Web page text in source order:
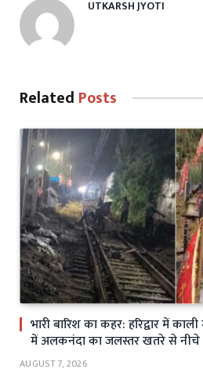
UTKARSH JYOTI
Related Posts
भारी बारिश का कहर: हरिद्वार में
में अलकनंदा का जलस्तर खतरे से नीचे
AUGUST 7, 2026